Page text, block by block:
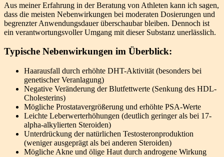
Aus meiner Erfahrung in der Beratung von Athleten kann ich sagen,
dass die meisten Nebenwirkungen bei moderaten Dosierungen und
begrenzter Anwendungsdauer überschaubar bleiben. Dennoch ist
ein verantwortungsvoller Umgang mit dieser Substanz unerlässlich.
Typische Nebenwirkungen im Überblick:
Haarausfall durch erhöhte DHT-Aktivität (besonders bei
genetischer Veranlagung)
Negative Veränderung der Blutfettwerte (Senkung des HDL-
Cholesterins)
Mögliche Prostatavergrößerung und erhöhte PSA-Werte
Leichte Leberwerterhöhungen (deutlich geringer als bei 17-
alpha-alkylierten Steroiden)
Unterdrückung der natürlichen Testosteronproduktion
(weniger ausgeprägt als bei anderen Steroiden)
Mögliche Akne und ölige Haut durch androgene Wirkung